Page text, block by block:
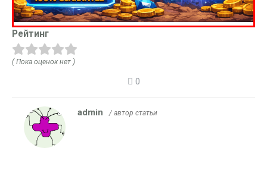
Рейтинг
( Пока оценок нет )
0
admin / автор статьи